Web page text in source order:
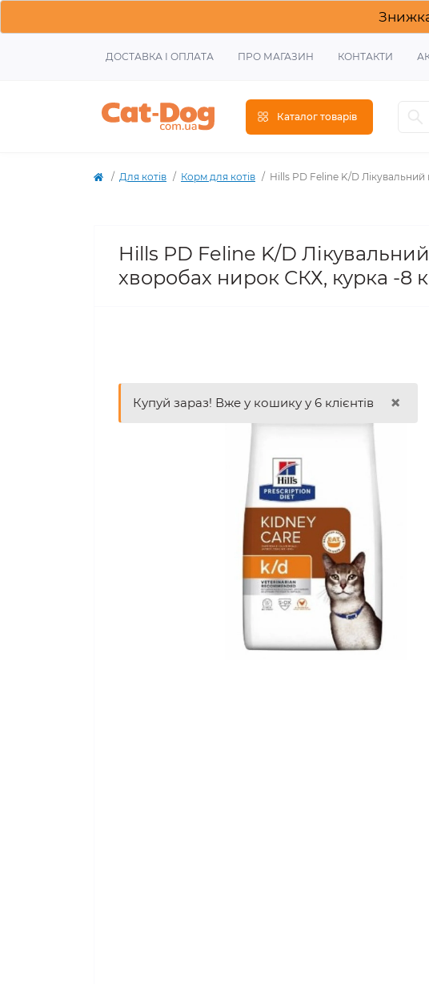
ДОСТАВКА І ОПЛАТА ПРО МАГАЗИН КОНТАКТИ
Каталог товарів
Для котів Корм для котів Hills PD Feline K/D
Hills PD Feline K/D
хворобах нирок СКХ, курка -8
Купуй зараз! Вже у кошику у 6 клієнтів ×